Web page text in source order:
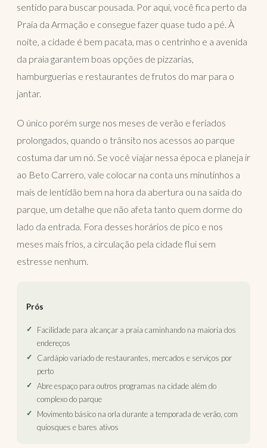
sentido para buscar pousada. Por aqui, você fica perto da
Praia da Armação e consegue fazer quase tudo a pé. À
noite, a cidade é bem pacata, mas o centrinho e a avenida
da praia garantem boas opções de pizzarias,
hamburguerias e restaurantes de frutos do mar para o
jantar.
O único porém surge nos meses de verão e feriados
prolongados, quando o trânsito nos acessos ao parque
costuma dar um nó. Se você viajar nessa época e planeja ir
ao Beto Carrero, vale colocar na conta uns minutinhos a
mais de lentidão bem na hora da abertura ou na saída do
parque, um detalhe que não afeta tanto quem dorme do
lado da entrada. Fora desses horários de pico e nos
meses mais frios, a circulação pela cidade flui sem
estresse nenhum.
Prós
Facilidade para alcançar a praia caminhando na maioria dos
endereços
Cardápio variado de restaurantes, mercados e serviços por
perto
Abre espaço para outros programas na cidade além do
complexo do parque
Movimento básico na orla durante a temporada de verão, com
quiosques e bares ativos